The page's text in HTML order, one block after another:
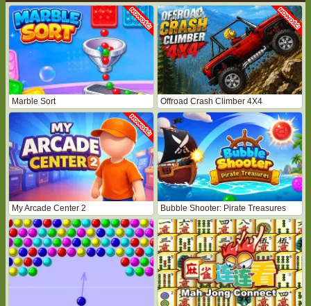
Marble Sort Offroad Crash Climber 4X4
My Arcade Center 2 Bubble Shooter: Pirate Treasures